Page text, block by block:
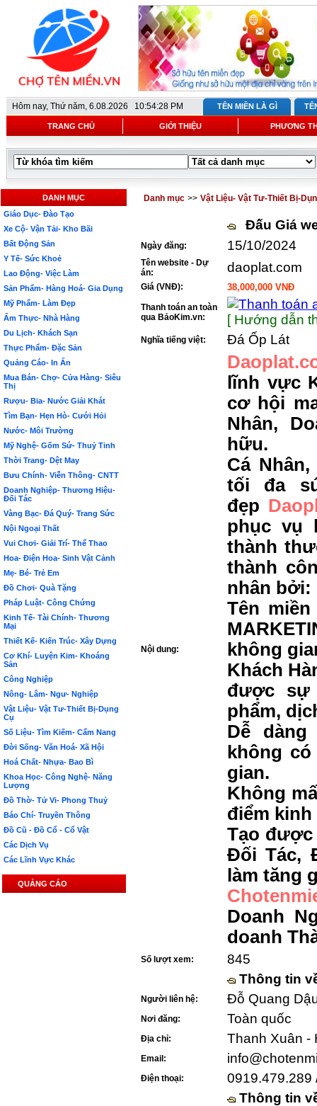
Hôm nay, Thứ năm, 6.08.2026 10:54:28 PM TÊN MIỀN LÀ GÌ
TRANG CHỦ GIỚI THIỆU PHƯƠNG
DANH MỤC
Giáo Dục- Đào Tạo
Xe Cộ- Vận Tải- Kho Bãi
Bất Động Sản
Y Tế- Sức Khoẻ
Lao Động- Việc Làm
Sản Phẩm- Hàng Hoá- Gia Dụng
Mỹ Phẩm- Làm Đẹp
Ẩm Thực- Nhà Hàng
Du Lịch- Khách Sạn
Thực Phẩm- Đặc Sản
Quảng Cáo- In Ấn
Mua Bán- Chợ- Cửa Hàng- Siêu
Thị
Rượu- Bia- Nước Giải Khát
Tìm Bạn- Hẹn Hò- Cưới Hỏi
Nước- Môi Trường
Mỹ Nghệ- Gốm Sứ- Thuỷ Tinh
Thời Trang- Dệt May
Bưu Chính- Viễn Thông- CNTT
Doanh Nghiệp- Thương Hiệu-
Đối Tác
Vàng Bạc- Đá Quý- Trang Sức
Nội Ngoại Thất
Vui Chơi- Giải Trí- Thể Thao
Hoa- Điện Hoa- Sinh Vật Cảnh
Mẹ- Bé- Trẻ Em
Đồ Chơi- Quà Tặng
Pháp Luật- Công Chứng
Kinh Tế- Tài Chính- Thương
Mại
Thiết Kế- Kiến Trúc- Xây Dựng
Cơ Khí- Luyện Kim- Khoáng
Sản
Công Nghiệp
Nông- Lâm- Ngư- Nghiệp
Vật Liệu- Vật Tư-Thiết Bị-Dụng
Cụ
Số Liệu- Tìm Kiếm- Cẩm Nang
Đời Sống- Văn Hoá- Xã Hội
Hoá Chất- Nhựa- Bao Bì
Khoa Học- Công Nghệ- Năng
Lượng
Đồ Thờ- Tử Vi- Phong Thuỷ
Báo Chí- Truyền Thông
Đồ Cũ - Đồ Cổ - Cổ Vật
Các Dịch Vụ
Các Lĩnh Vực Khác
QUẢNG CÁO
Danh mục >> Vật Liệu- Vật Tư-Thiết Bị-
Đấu Giá
Ngày đăng: 15/10/2024
Tên website - Dự
án:
daoplat.com
Giá (VNĐ): 38,000,000 VNĐ
Thanh toán an toàn
qua BảoKim.vn:
[ Hướng dẫn
Nghĩa tiếng việt: Đá Ốp Lát
Nội dung:
lĩnh vực
cơ hội
Nhân,
hữu.
Cá
tối đa
đẹp
phục vụ
thành
thành
nhân bởi:
Tên
không
Khách
được sự
phẩm,
Dễ
không
gian.
Không
điểm kinh
Tạo được
Đối Tác,
làm tăng
Doanh
doanh
Số lượt xem:
845
Thông tin
Người liên hệ: Đỗ Quang
Nơi đăng: Toàn quốc
Địa chỉ: Thanh Xuân -
Email:
Điện thoại:
0919.479.289
Thông tin